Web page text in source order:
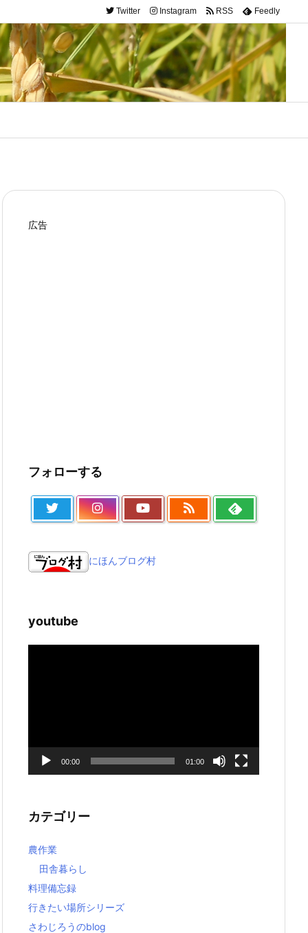
Twitter Instagram RSS Feedly
広告
フォローする
にほんブログ村
youtube
00:00 01:00
カテゴリー
農作業
田舎暮らし
料理備忘録
行きたい場所シリーズ
さわじろうのblog